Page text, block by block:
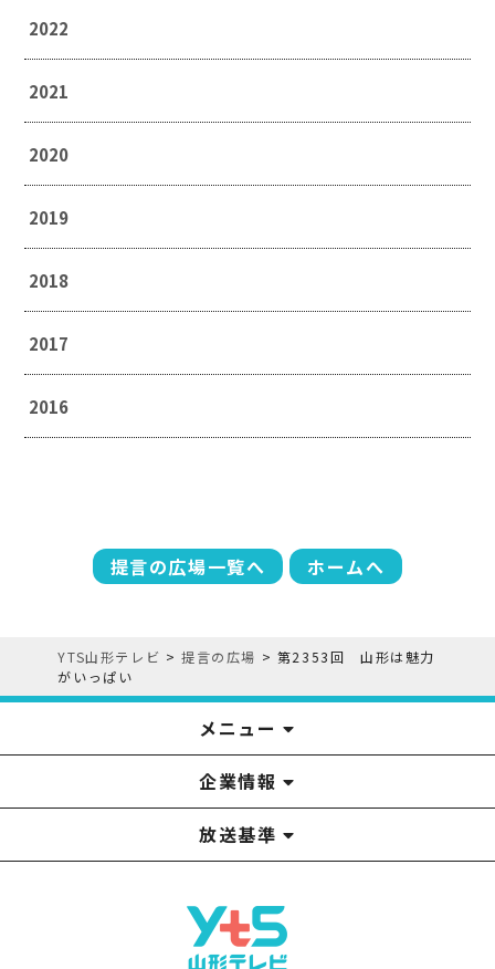
2022
2021
2020
2019
2018
2017
2016
提言の広場一覧へ ホームへ
YTS山形テレビ >提言の広場 > 第2353回 山形は魅力
がいっぱい
メニュー
YTSニュース
番組
アナウンサー
プレゼント
イベント
みるるん星人
YTS見学ツアー
番組表
お問い合わせ
企業情報
企業情報
役員構成
YTS山形テレビ SDGs 宣言
採用情報
山形テレビ人権方針
山形テレビ国民保護業務計画提出文
個人情報基本方針
情報セキュリティ基本方針
視聴データの取扱いについて
系列局一覧
中継局一覧
放送基準